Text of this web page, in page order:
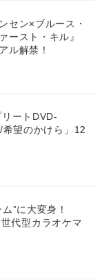
セン×ブルース・
スト・キル』
ル解禁！
リートDVD-
望のかけら」12
ム”に大変身！
代型カラオケマ